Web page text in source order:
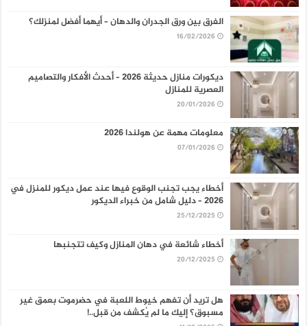
الفرق بين ورق الجدران والدهان – أيهما أفضل لمنزلك؟
16/02/2026
ديكورات منازل حديثة 2026 – أحدث الأفكار والتصاميم
العصرية للمنازل
20/01/2026
معلومات مهمة عن هولندا 2026
07/01/2026
أخطاء يجب تجنب الوقوع فيها عند عمل ديكور للمنزل في
2026 – دليل شامل من خبراء الديكور
25/12/2025
أخطاء شائعة في دهان المنازل وكيف تتجنبها
20/12/2025
هل تريد أن تفهم خيوط اللعبة في حضرموت بعمق غير
مسبوق؟ إليك ما لم يُكشف من قبل..!